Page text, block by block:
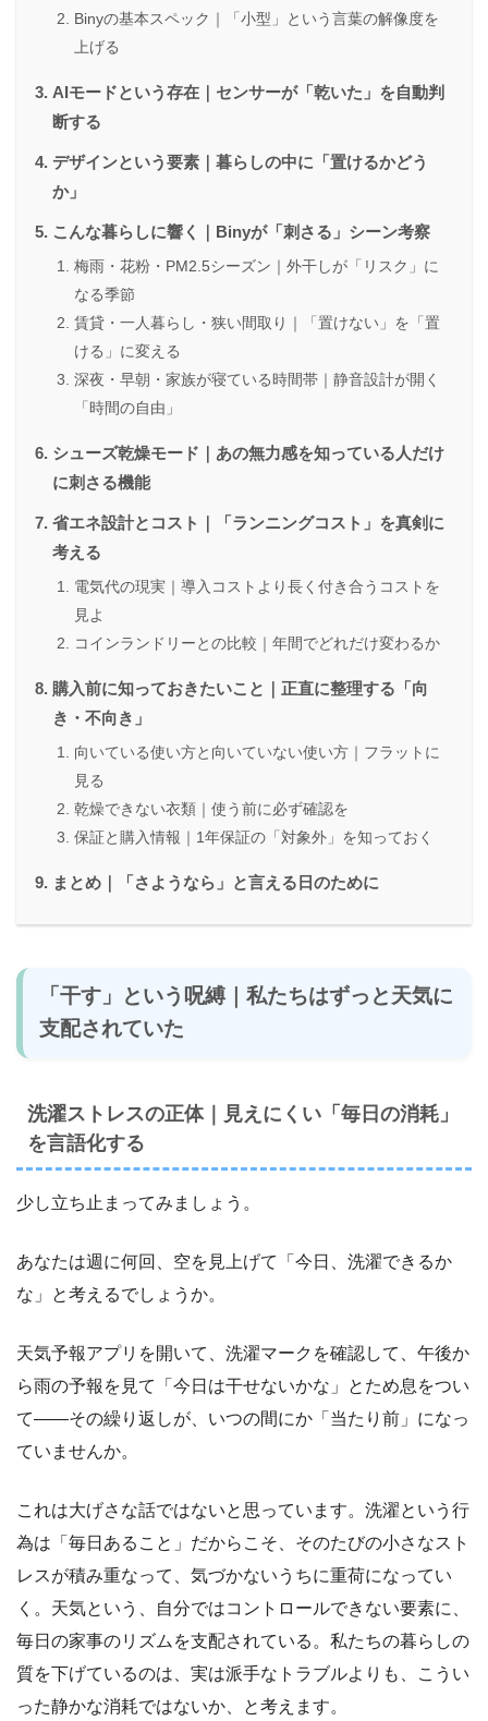
Binyの基本スペック｜「小型」という言葉の解像度を
上げる
AIモードという存在｜センサーが「乾いた」を自動判
断する
デザインという要素｜暮らしの中に「置けるかどう
か」
こんな暮らしに響く｜Binyが「刺さる」シーン考察
梅雨・花粉・PM2.5シーズン｜外干しが「リスク」に
なる季節
賃貸・一人暮らし・狭い間取り｜「置けない」を「置
ける」に変える
深夜・早朝・家族が寝ている時間帯｜静音設計が開く
「時間の自由」
シューズ乾燥モード｜あの無力感を知っている人だけ
に刺さる機能
省エネ設計とコスト｜「ランニングコスト」を真剣に
考える
電気代の現実｜導入コストより長く付き合うコストを
見よ
コインランドリーとの比較｜年間でどれだけ変わるか
購入前に知っておきたいこと｜正直に整理する「向
き・不向き」
向いている使い方と向いていない使い方｜フラットに
見る
乾燥できない衣類｜使う前に必ず確認を
保証と購入情報｜1年保証の「対象外」を知っておく
まとめ｜「さようなら」と言える日のために
「干す」という呪縛｜私たちはずっと天気に
支配されていた
洗濯ストレスの正体｜見えにくい「毎日の消耗」
を言語化する
少し立ち止まってみましょう。
あなたは週に何回、空を見上げて「今日、洗濯できるか
な」と考えるでしょうか。
天気予報アプリを開いて、洗濯マークを確認して、午後か
ら雨の予報を見て「今日は干せないかな」とため息をつい
て――その繰り返しが、いつの間にか「当たり前」になっ
ていませんか。
これは大げさな話ではないと思っています。洗濯という行
為は「毎日あること」だからこそ、そのたびの小さなスト
レスが積み重なって、気づかないうちに重荷になってい
く。天気という、自分ではコントロールできない要素に、
毎日の家事のリズムを支配されている。私たちの暮らしの
質を下げているのは、実は派手なトラブルよりも、こうい
った静かな消耗ではないか、と考えます。